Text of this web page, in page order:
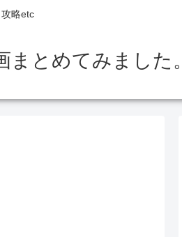
略etc
とめてみました。